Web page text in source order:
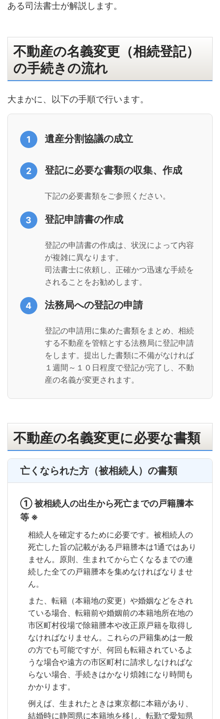
ある司法書士が解説します。
不動産の名義変更（相続登記）
の手続きの流れ
大まかに、以下の手順で行います。
1 遺産分割協議の成立
2 登記に必要な書類の収集、作成
下記の必要書類をご参照ください。
3 登記申請書の作成
登記の申請書の作成は、状況によって内容
が複雑に異なります。
司法書士に依頼し、正確かつ迅速な手続を
されることをお勧めします。
4 法務局への登記の申請
登記の申請用に集めた書類をまとめ、相続
する不動産を管轄とする法務局に登記申請
をします。提出した書類に不備がなければ
１週間～１０日程度で登記が完了し、不動
産の名義が変更されます。
不動産の名義変更に必要な書類
亡くなられた方（被相続人）の書類
① 被相続人の出生から死亡までの戸籍謄本
等 ※
相続人を確定するために必要です。被相続人の
死亡した旨の記載がある戸籍謄本は1通ではあり
ません。原則、生まれてから亡くなるまでの連
続した全ての戸籍謄本を集めなければなりませ
ん。
また、転籍（本籍地の変更）や婚姻などをされ
ている場合、転籍前や婚姻前の本籍地所在地の
市区町村役場で除籍謄本や改正原戸籍を取得し
なければなりません。これらの戸籍集めは一般
の方でも可能ですが、何回も転籍されているよ
うな場合や遠方の市区町村に請求しなければな
らない場合、手続きはかなり煩雑になり時間も
かかります。
例えば、生まれたときは東京都に本籍があり、
結婚時に静岡県に本籍地を移し、転勤で愛知県